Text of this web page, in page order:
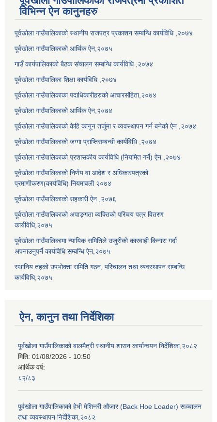
विभिन्न ऐन कानुनहरु
पूर्वखोला गाउँपालिकाको स्थानीय राजपत्र प्रकाशन सम्बन्धि कार्यविधि ,२०७४
पूर्वखोला गाउँपालिकाको आर्थिक ऐन,२०७५
गाउँ कार्यपालिकाको बैठक संचालन सम्बन्धि कार्यविधि ,२०७४
पूर्वखोला गाउँपालिका शिक्षा कार्यविधि ,२०७४
पूर्वखोला गाउँपालिकाका पदाधिकारीहरुको आचारसंहिता,२०७४
पूर्वखोला गाउँपालिकाको आर्थिक ऐन,२०७४
पूर्वखोला गाउँपालिकाको केहि कानून तर्जुमा र व्यवस्थापन गर्न बनेको ऐन ,२०७४
पूर्वखोला गाउँपालिकाको जग्गा प्राप्तिसम्बन्धी कार्यविधि ,२०७४
पूर्वखोला गाउँपालिकाको प्रशासकीय कार्यविधि (नियमित गर्ने) ऐन ,२०७४
पूर्वखोला गाउँपालिकाको निर्णय वा आदेश र अधिकारपत्रको
प्रमाणीकरण(कार्यविधि) नियमावली २०७४
पूर्वखोला गाउँपालिकाको सहकारी ऐन ,२०७६
पूर्वखोला गाउँपालिकाको अपाङ्गता व्यक्तिको परिचय पत्र वितरण
कार्यविधि,२०७५
पूर्वखोला गाउँपालिकामा न्यायिक समितिले उजुरीको कारवाही किनारा गर्दा
अपनाउनुपर्ने कार्यविधि सम्बन्धि ऐन,२०७५
स्थानिय तहको उपभोक्ता समिति गठन, परिचालन तथा व्यवस्थापन सम्बन्धि
कार्यविधि,२०७५
ऐन, कानुन तथा निर्देशिका
पूर्बखोला गाउँपालिकाको बालमैत्री स्थानीय शासन कार्यान्वयन निर्देशिका,२०८२
मिति: 01/08/2026 - 10:50
आर्थिक वर्ष:
८२/८३
पूर्वखोला गाउँपालिकाको हेभी मेशिनरी औजार (Back Hoe Loader) सञ्चालन
तथा व्यवस्थापन निर्देशिका,२०८२